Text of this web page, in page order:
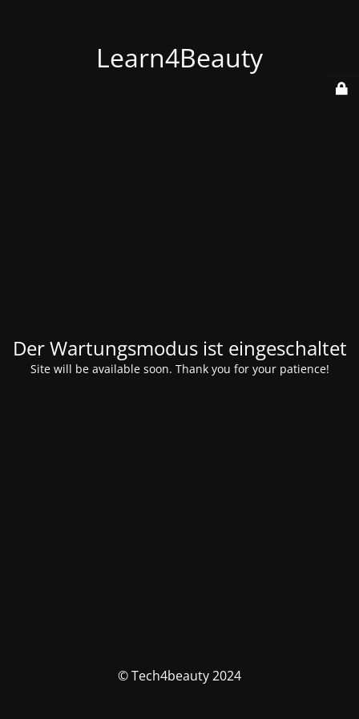
Learn4Beauty
Der Wartungsmodus ist eingeschaltet
Site will be available soon. Thank you for your patience!
© Tech4beauty 2024